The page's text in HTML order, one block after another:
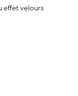
effet velours